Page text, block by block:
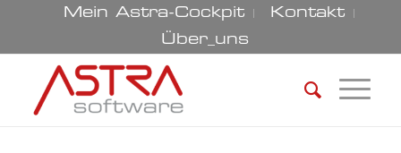
Mein Astra-Cockpit
Kontakt
Über_uns